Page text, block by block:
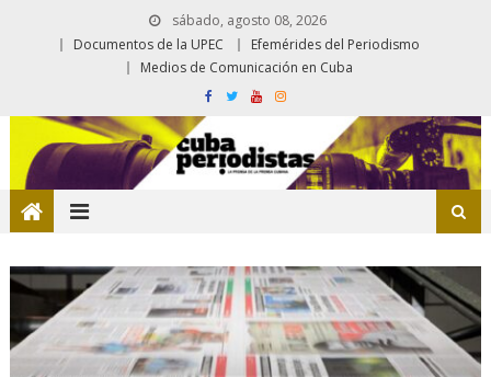
sábado, agosto 08, 2026
Documentos de la UPEC
Efemérides del Periodismo
Medios de Comunicación en Cuba